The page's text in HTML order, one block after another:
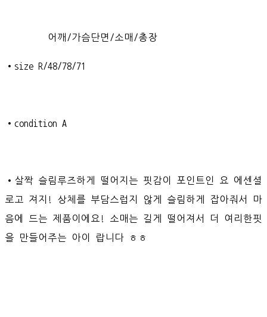
어깨/가슴단면/소매/총장
•size R/48/78/71
•condition A
•살짝 슬림루즈하게 떨어지는 핏감이 포인트인 요 에센셜
로고 져지! 상체를 부담스럽지 않게 슬림하게 잡아줘서 마
음에 드는 제품이에요! 소매는 길게 떨어져서 더 여리한핏
을 만들어주는 아이 랍니다 ㅎㅎ